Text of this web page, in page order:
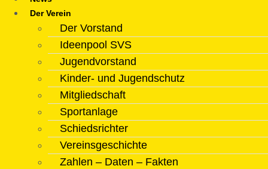
Der Verein
Der Vorstand
Ideenpool SVS
Jugendvorstand
Kinder- und Jugendschutz
Mitgliedschaft
Sportanlage
Schiedsrichter
Vereinsgeschichte
Zahlen – Daten – Fakten